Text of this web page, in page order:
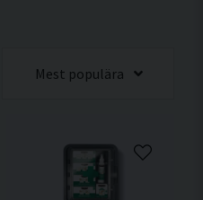
Mest populära